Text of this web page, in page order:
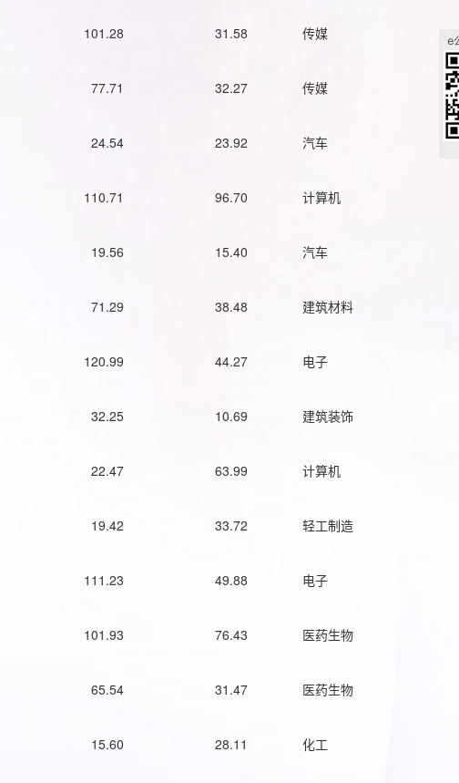
101.28 31.58 传媒
77.71 32.27 传媒
24.54 23.92 汽车
110.71 96.70 计算机
19.56 15.40 汽车
71.29 38.48 建筑材料
120.99 44.27 电子
32.25 10.69 建筑装饰
22.47 63.99 计算机
19.42 33.72 轻工制造
111.23 49.88 电子
101.93 76.43 医药生物
65.54 31.47 医药生物
15.60 28.11 化工